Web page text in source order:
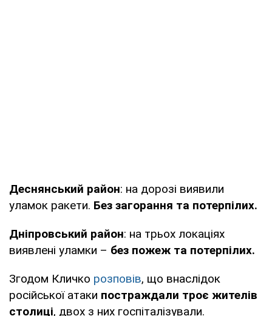
Деснянський район: на дорозі виявили
уламок ракети. Без загорання та потерпілих.
Дніпровський район: на трьох локаціях
виявлені уламки – без пожеж та потерпілих.
Згодом Кличко розповів, що внаслідок
російської атаки постраждали троє жителів
столиці, двох з них госпіталізували.